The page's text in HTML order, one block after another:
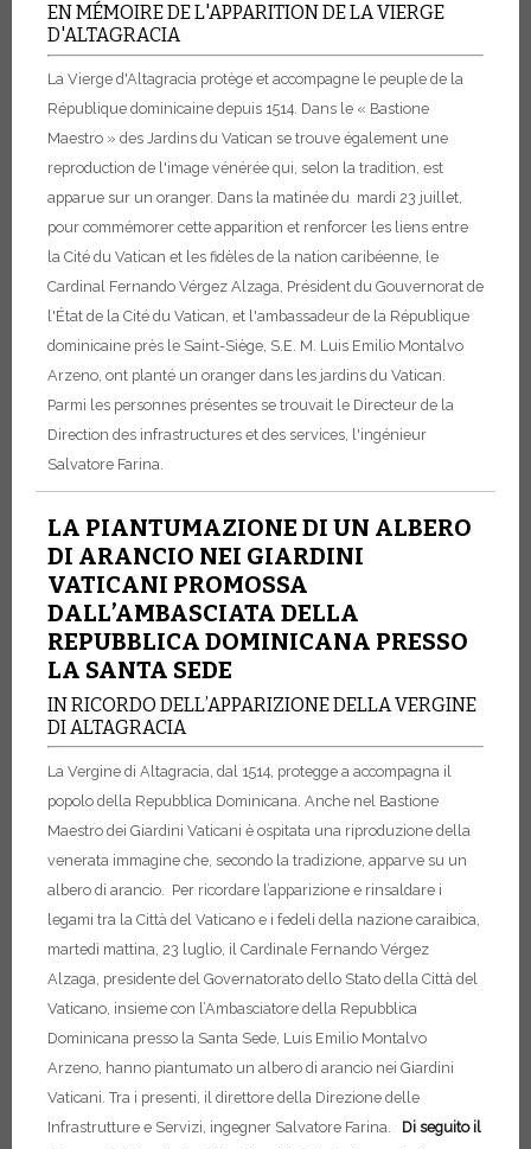
EN MÉMOIRE DE L'APPARITION DE LA VIERGE
D'ALTAGRACIA
La Vierge d'Altagracia protège et accompagne le peuple de la
République dominicaine depuis 1514. Dans le « Bastione
Maestro » des Jardins du Vatican se trouve également une
reproduction de l'image vénérée qui, selon la tradition, est
apparue sur un oranger. Dans la matinée du mardi 23 juillet,
pour commémorer cette apparition et renforcer les liens entre
la Cité du Vatican et les fidèles de la nation caribéenne, le
Cardinal Fernando Vérgez Alzaga, Président du Gouvernorat de
l'État de la Cité du Vatican, et l'ambassadeur de la République
dominicaine près le Saint-Siège, S.E. M. Luis Emilio Montalvo
Arzeno, ont planté un oranger dans les jardins du Vatican.
Parmi les personnes présentes se trouvait le Directeur de la
Direction des infrastructures et des services, l'ingénieur
Salvatore Farina.
LA PIANTUMAZIONE DI UN ALBERO
DI ARANCIO NEI GIARDINI
VATICANI PROMOSSA
DALL’AMBASCIATA DELLA
REPUBBLICA DOMINICANA PRESSO
LA SANTA SEDE
IN RICORDO DELL’APPARIZIONE DELLA VERGINE
DI ALTAGRACIA
La Vergine di Altagracia, dal 1514, protegge a accompagna il
popolo della Repubblica Dominicana. Anche nel Bastione
Maestro dei Giardini Vaticani è ospitata una riproduzione della
venerata immagine che, secondo la tradizione, apparve su un
albero di arancio. Per ricordare l’apparizione e rinsaldare i
legami tra la Città del Vaticano e i fedeli della nazione caraibica,
martedì mattina, 23 luglio, il Cardinale Fernando Vérgez
Alzaga, presidente del Governatorato dello Stato della Città del
Vaticano, insieme con l’Ambasciatore della Repubblica
Dominicana presso la Santa Sede, Luis Emilio Montalvo
Arzeno, hanno piantumato un albero di arancio nei Giardini
Vaticani. Tra i presenti, il direttore della Direzione delle
Infrastrutture e Servizi, ingegner Salvatore Farina.
Di seguito il